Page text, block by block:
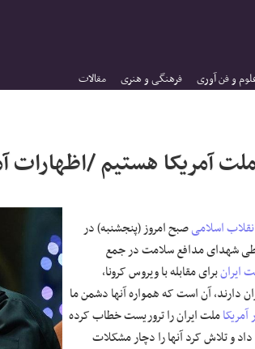
و فن آوری فرهنگی و هنری مقالات
آمریکا هستیم /اظهارات
اسلامیصبح امروز (پنجشنبه) در
شهدای مدافع سلامت در جمع
ایرانبرای مقابله با ویروس کرونا،
دارند، آن است که همواره آنها دشمن ما
ملت ایران را تروریست خطاب کرده
و تلاش کرد آنها را دچار مشکلات